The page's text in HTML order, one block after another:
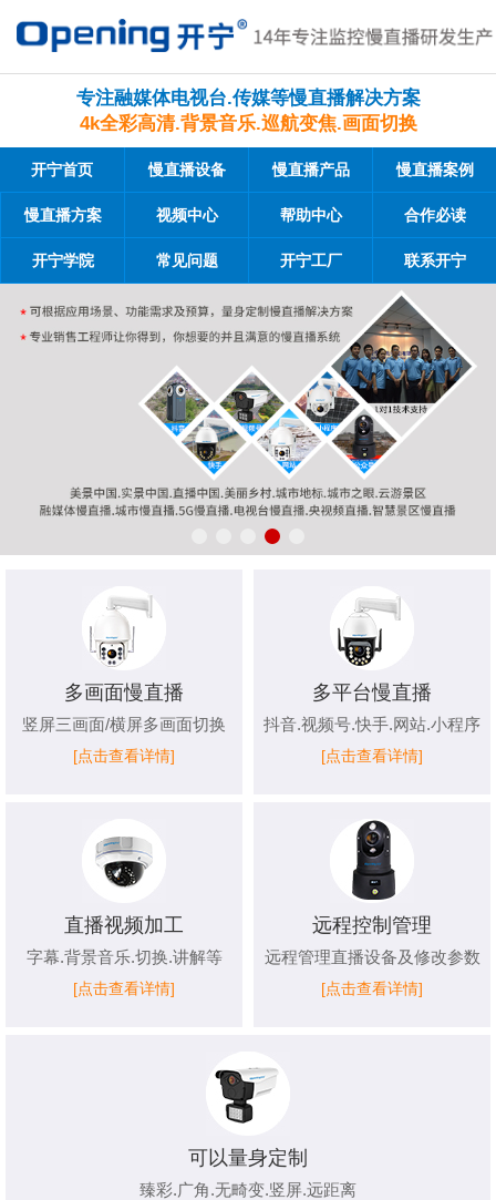
专注融媒体电视台.传媒等慢直播解决方案
4k全彩高清.背景音乐.巡航变焦.画面切换
开宁首页 慢直播设备 慢直播产品 慢直播案例
慢直播方案 视频中心 帮助中心 合作必读
开宁学院 常见问题 开宁工厂 联系开宁
多画面慢直播
竖屏三画面/横屏多画面切换
[点击查看详情]
多平台慢直播
抖音.视频号.快手.网站.小程序
[点击查看详情]
直播视频加工
字幕.背景音乐.切换.讲解等
[点击查看详情]
远程控制管理
远程管理直播设备及修改参数
[点击查看详情]
可以量身定制
臻彩.广角.无畸变.竖屏.远距离